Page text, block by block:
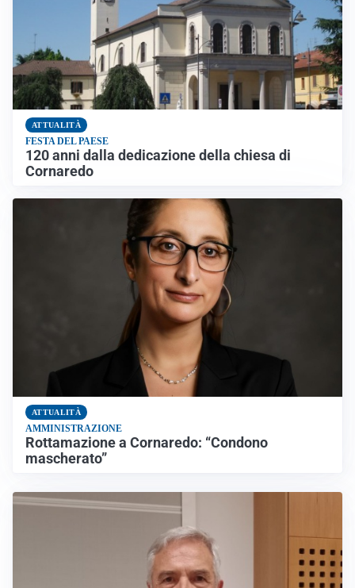
ATTUALITÀ
FESTA DEL PAESE
120 anni dalla dedicazione della chiesa di
Cornaredo
ATTUALITÀ
AMMINISTRAZIONE
Rottamazione a Cornaredo: “Condono
mascherato”